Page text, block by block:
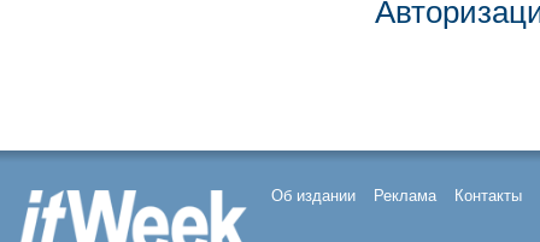
Об издании Реклама Контакты